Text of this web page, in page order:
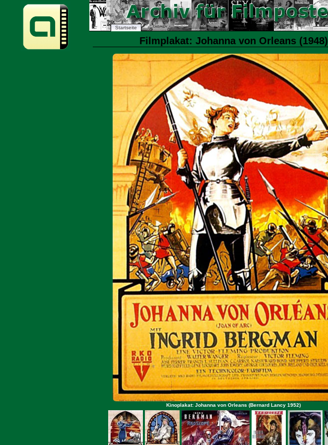
Startseite
Filmplakat: Johanna von Orleans (1948)
Kinoplakat: Johanna von Orleans (Bernard Lancy 1952)